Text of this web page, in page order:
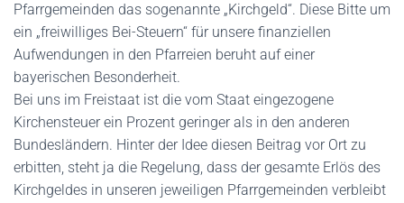
Pfarrgemeinden das sogenannte „Kirchgeld“. Diese Bitte um
ein „freiwilliges Bei-Steuern“ für unsere finanziellen
Aufwendungen in den Pfarreien beruht auf einer
bayerischen Besonderheit.
Bei uns im Freistaat ist die vom Staat eingezogene
Kirchensteuer ein Prozent geringer als in den anderen
Bundesländern. Hinter der Idee diesen Beitrag vor Ort zu
erbitten, steht ja die Regelung, dass der gesamte Erlös des
Kirchgeldes in unseren jeweiligen Pfarrgemeinden verbleibt